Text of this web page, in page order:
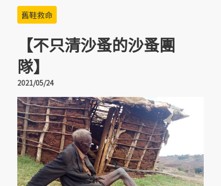
舊鞋救命
【不只清沙蚤的沙蚤團
隊】
2021/05/24